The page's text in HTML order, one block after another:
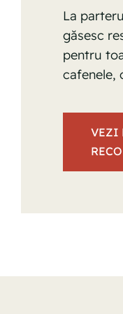
La
găsesc
pentru
cafenele,
VEZI